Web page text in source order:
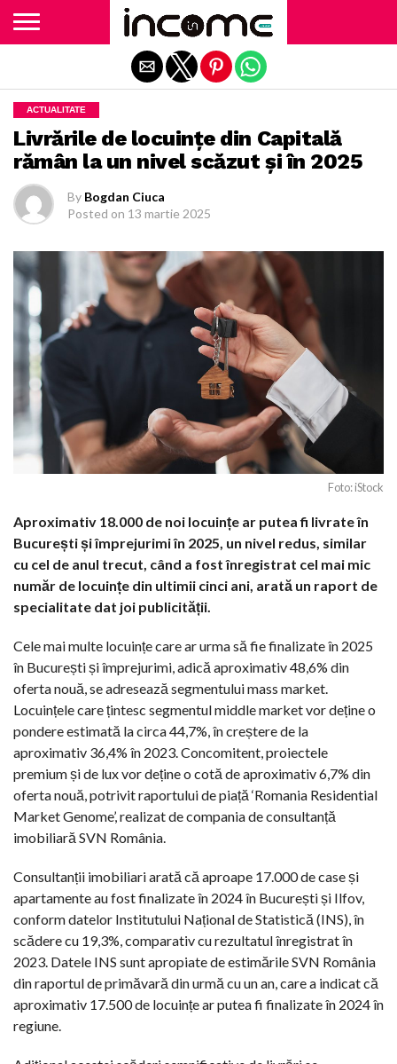
ACTUALITATE
Livrările de locuințe din Capitală
rămân la un nivel scăzut și în 2025
By Bogdan Ciuca
Posted on 13 martie 2025
Foto: iStock
Aproximativ 18.000 de noi locuințe ar putea fi livrate în
București și împrejurimi în 2025, un nivel redus, similar
cu cel de anul trecut, când a fost înregistrat cel mai mic
număr de locuințe din ultimii cinci ani, arată un raport de
specialitate dat joi publicității.
Cele mai multe locuințe care ar urma să fie finalizate în 2025
în București și împrejurimi, adică aproximativ 48,6% din
oferta nouă, se adresează segmentului mass market.
Locuințele care țintesc segmentul middle market vor deține o
pondere estimată la circa 44,7%, în creștere de la
aproximativ 36,4% în 2023. Concomitent, proiectele
premium și de lux vor deține o cotă de aproximativ 6,7% din
oferta nouă, potrivit raportului de piață ‘Romania Residential
Market Genome’, realizat de compania de consultanță
imobiliară SVN România.
Consultanții imobiliari arată că aproape 17.000 de case și
apartamente au fost finalizate în 2024 în București și Ilfov,
conform datelor Institutului Național de Statistică (INS), în
scădere cu 19,3%, comparativ cu rezultatul înregistrat în
2023. Datele INS sunt apropiate de estimările SVN România
din raportul de primăvară din urmă cu un an, care a indicat că
aproximativ 17.500 de locuințe ar putea fi finalizate în 2024 în
regiune.
Exit mobile version